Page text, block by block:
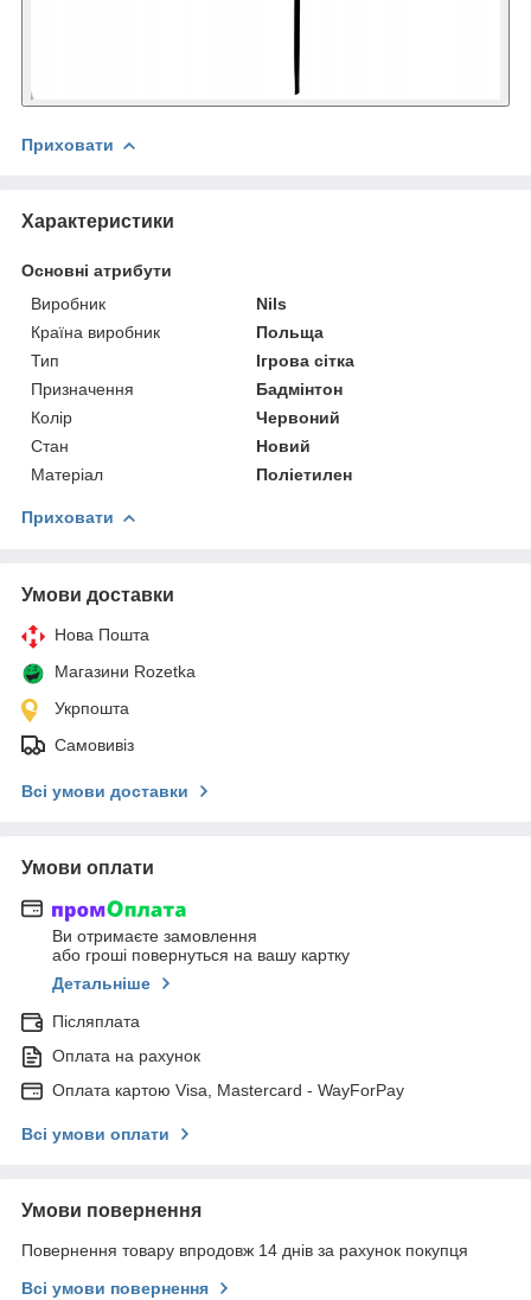
Приховати
Характеристики
Основні атрибути
Виробник
Nils
Країна виробник
Польща
Тип
Ігрова сітка
Призначення
Бадмінтон
Колір
Червоний
Стан
Новий
Матеріал
Поліетилен
Приховати
Умови доставки
Нова Пошта
Магазини Rozetka
Укрпошта
Самовивіз
Всі умови доставки
Умови оплати
Ви отримаєте замовлення
або гроші повернуться на вашу картку
Детальніше
Післяплата
Оплата на рахунок
Оплата картою Visa, Mastercard - WayForPay
Всі умови оплати
Умови повернення
Повернення товару впродовж 14 днів за рахунок покупця
Всі умови повернення